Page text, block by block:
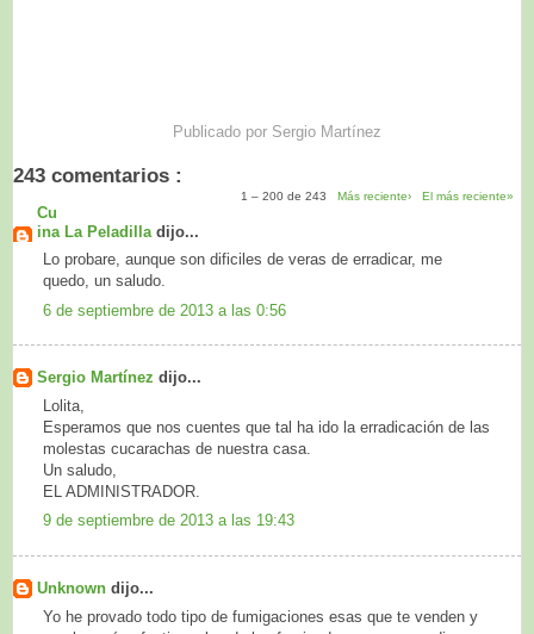
Publicado por Sergio Martínez
243 comentarios :
1 – 200 de 243 Más reciente› El más reciente»
Cu
ina La Peladilla dijo...
Lo probare, aunque son dificiles de veras de erradicar, me
quedo, un saludo.
6 de septiembre de 2013 a las 0:56
Sergio Martínez dijo...
Lolita,
Esperamos que nos cuentes que tal ha ido la erradicación de las
molestas cucarachas de nuestra casa.
Un saludo,
EL ADMINISTRADOR.
9 de septiembre de 2013 a las 19:43
Unknown dijo...
Yo he provado todo tipo de fumigaciones esas que te venden y